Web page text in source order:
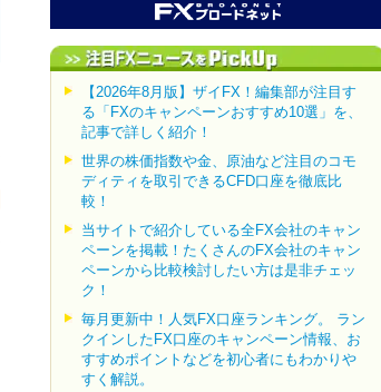
【2026年8月版】ザイFX！編集部が注目す
る「FXのキャンペーンおすすめ10選」を、
記事で詳しく紹介！
世界の株価指数や金、原油など注目のコモ
ディティを取引できるCFD口座を徹底比
較！
当サイトで紹介している全FX会社のキャン
ペーンを掲載！たくさんのFX会社のキャン
ペーンから比較検討したい方は是非チェッ
ク！
毎月更新中！人気FX口座ランキング。 ラン
クインしたFX口座のキャンペーン情報、お
すすめポイントなどを初心者にもわかりや
すく解説。